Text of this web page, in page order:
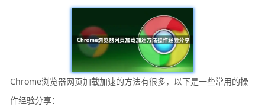
Chrome浏览器网页加载加速的方法有很多，以下是一些常用的操
作经验分享：